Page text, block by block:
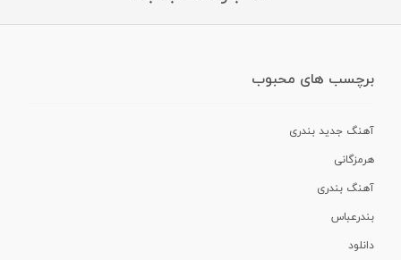
برچسب های محبوب
آهنگ جدید بندری
هرمزگانی
آهنگ بندری
بندرعباس
دانلود